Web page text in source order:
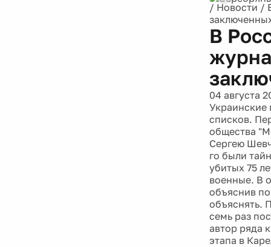
/ Новости /
В
04 августа
Украинские
списков.
общества
Сергею
го были
убитых 75
военные. В
объяснив
объяснять.
семь раз
автор ряда
этапа в